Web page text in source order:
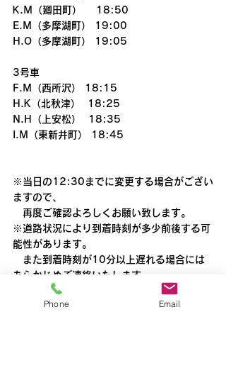
K.M（廻田町）    18:50
E.M（多摩湖町） 19:00
H.O（多摩湖町） 19:05
3号車
F.M（西所沢） 18:15
H.K（北秋津）  18:25
N.H（上安松）  18:35
I.M（東新井町） 18:45
※当日の12:30までに変更する場合がござい
ますので、
再度ご確認よろしくお願い致します。
※道路状況により到着時刻が多少前後する可
能性があります。
また到着時刻が10分以上遅れる場合には
あらかじめご連絡いたします。
Phone Email